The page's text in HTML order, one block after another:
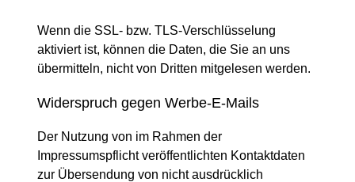
Wenn die SSL- bzw. TLS-Verschlüsselung
aktiviert ist, können die Daten, die Sie an uns
übermitteln, nicht von Dritten mitgelesen werden.
Widerspruch gegen Werbe-E-Mails
Der Nutzung von im Rahmen der
Impressumspflicht veröffentlichten Kontaktdaten
zur Übersendung von nicht ausdrücklich